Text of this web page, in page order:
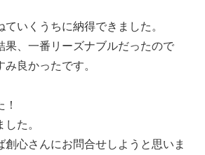
いくうちに納得できました。
果、一番リーズナブルだったので
良かったです。
た。
創心さんにお問合せしようと思いま